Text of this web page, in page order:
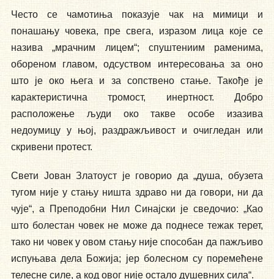
Често се чамотиња показује чак на мимици и
понашању човека, пре свега, изразом лица које се
назива „мрачним лицем“; спуштениим раменима,
обореном главом, одсуством интересовања за оно
што је око њега и за сопствено стање. Такође је
карактеристична тромост, инертност. Добро
расположење људи око такве особе изазива
недоумицу у њој, раздражљивост и очигледан или
скривени протест.
Свети Јован Златоуст је говорио да „душа, обузета
тугом није у стању ништа здраво ни да говори, ни да
чује“, а Преподобни Нил Синајски је сведочио: „Као
што болестан човек не може да поднесе тежак терет,
тако ни човек у овом стању није способан да пажљиво
испуњава дела Божија; јер болесном су поремећене
телесне силе, а код овог није остало душевних сила“.